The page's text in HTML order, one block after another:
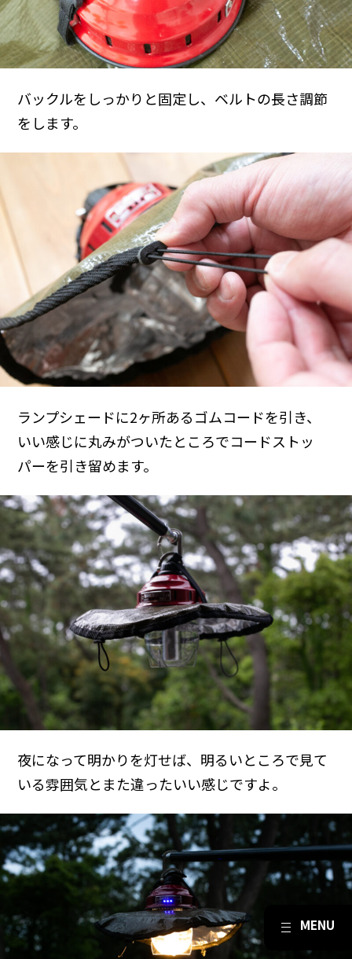
バックルをしっかりと固定し、ベルトの長さ調節
をします。
ランプシェードに2ヶ所あるゴムコードを引き、
いい感じに丸みがついたところでコードストッ
パーを引き留めます。
夜になって明かりを灯せば、明るいところで見て
いる雰囲気とまた違ったいい感じですよ。